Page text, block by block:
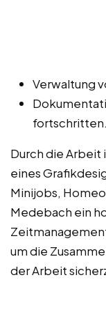
Verwaltung
fortschritten.
Durch die
eines
Minijobs,
Medebach ein
um die
der Arbeit